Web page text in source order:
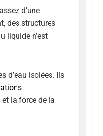
d’une
des structures
liquide n’est
d’eau isolées. Ils
la force de la